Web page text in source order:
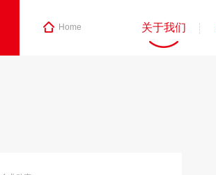
Home 关于我们